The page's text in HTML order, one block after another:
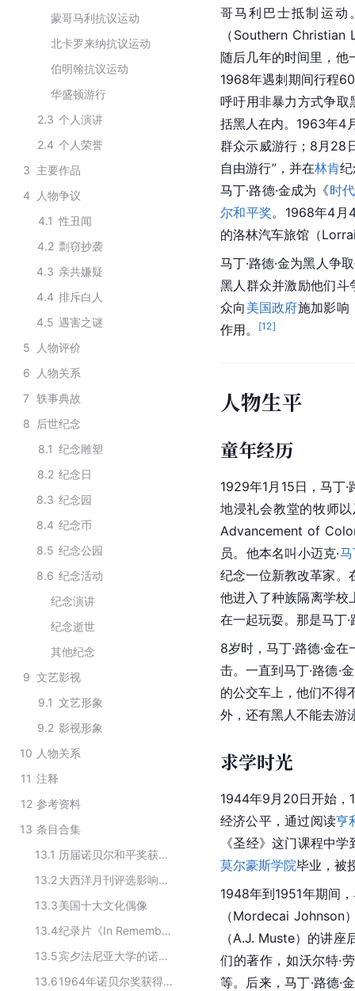
蒙哥马利抗议运动
北卡罗来纳抗议运动
伯明翰抗议运动
华盛顿游行
2.3 个人演讲
2.4 个人荣誉
3 主要作品
4
人物争议
4.1 性丑闻
4.2 剽窃抄袭
4.3 亲共嫌疑
4.4 排斥白人
4.5 遇害之谜
5
人物评价
6
人物关系
7 轶事典故
8
后世纪念
8.1 纪念雕塑
8.2 纪念日
8.3 纪念园
8.4 纪念币
8.5 纪念公园
8.6 纪念活动
纪念演讲
纪念逝世
其他纪念
9 文艺影视
9.1 文艺形象
9.2 影视形象
10 人物关系
11 注释
12 参考资料
13 条目合集
13.1
历届诺贝尔和平奖获得者
13.2
大西洋月刊评选影响美国的100位人物top10
13.3美国十大文化偶像
13.4
纪录片《In Remembrance of Martin》主要演员
13.5
宾夕法尼亚大学的诺贝尔奖得主
13.6
1964年诺贝尔奖获得者
哥马利巴士抵制运动
（Southern
随后几年的时间里，他
1968年遇刺期间行程
呼吁用非暴力方式争取
括黑人在内。1963年4
群众示威游行；8月28
自由游行”，并在林肯
马丁·路德·金成为《时
尔和平奖。1968年4月
的洛林汽车旅馆（
马丁·路德·金为黑人争
黑人群众并激励他们斗
众向 美国政府施加影响
作用。
[12]
人物生平
童年经历
1929年1月15日，马丁·
地浸礼会教堂的牧师
Advancement of
员。他本名叫小迈克·马
纪念一位新教改革家。
他进入了种族隔离学校
在一起玩耍。那是马丁
8岁时，马丁·路德·金
击。一直到马丁·路德·
的公交车上，他们不得
外，还有黑人不能去游
求学时光
1944年9月20日开始，
经济公平，通过阅读亨
《圣经》这门课程中
莫尔豪斯学院毕业，被
1948年到1951年期间
（Mordecai Johnson
（A.J. Muste）的讲
们的著作，如沃尔特·
等。后来，马丁·路德·